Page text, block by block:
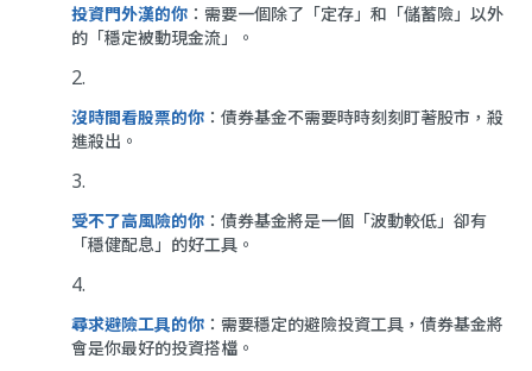
投資門外漢的你 ：需要一個除了「定存」和「儲蓄險」以外
的「穩定被動現金流」。
沒時間看股票的你 ：債券基金不需要時時刻刻盯著股市，殺
進殺出。
受不了高風險的你 ：債券基金將是一個「波動較低」卻有
「穩健配息」的好工具。
尋求避險工具的你 ：需要穩定的避險投資工具，債券基金將
會是你最好的投資搭檔。